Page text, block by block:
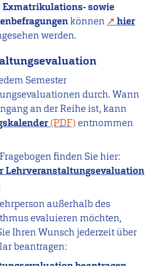
Exmatrikulations- sowie
können
hier
werden.
Semester
durch. Wann
an der Reihe ist, kann
entnommen
finden Sie hier:
Lehrveranstaltungsevaluation
außerhalb des
evaluieren möchten,
Ihren Wunsch jederzeit über
beantragen: